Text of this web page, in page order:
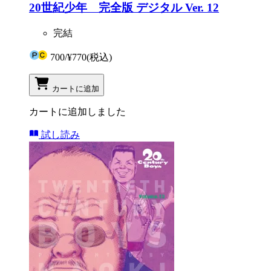
20世紀少年 完全版 デジタル Ver. 12
完結
700/¥770(税込)
カートに追加
カートに追加しました
試し読み